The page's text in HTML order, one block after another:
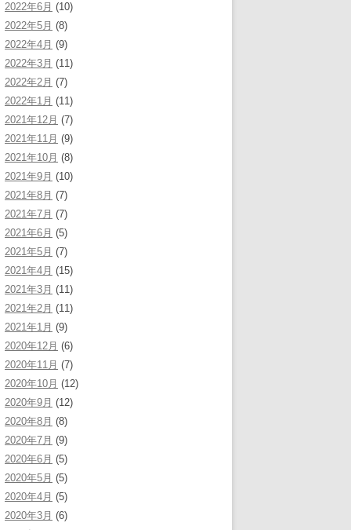
2022年6月 (10)
2022年5月 (8)
2022年4月 (9)
2022年3月 (11)
2022年2月 (7)
2022年1月 (11)
2021年12月 (7)
2021年11月 (9)
2021年10月 (8)
2021年9月 (10)
2021年8月 (7)
2021年7月 (7)
2021年6月 (5)
2021年5月 (7)
2021年4月 (15)
2021年3月 (11)
2021年2月 (11)
2021年1月 (9)
2020年12月 (6)
2020年11月 (7)
2020年10月 (12)
2020年9月 (12)
2020年8月 (8)
2020年7月 (9)
2020年6月 (5)
2020年5月 (5)
2020年4月 (5)
2020年3月 (6)